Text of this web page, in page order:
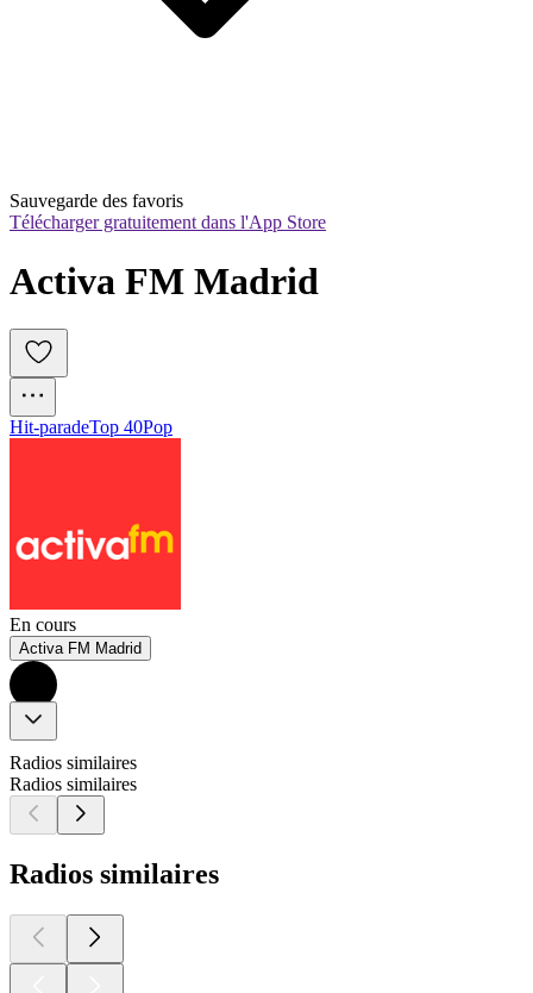
Sauvegarde des favoris
Télécharger gratuitement dans l'App Store
Activa FM Madrid
Hit-paradeTop 40Pop
En cours
Activa FM Madrid
Radios similaires
Radios similaires
Radios similaires